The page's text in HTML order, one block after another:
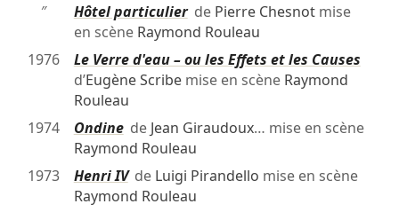
″
Hôtel particulierde Pierre Chesnotmise
en scène Raymond Rouleau
1976
Le Verre d'eau – ou les Effets et les Causes
d’Eugène Scribemise en scène Raymond
Rouleau
1974
Ondinede Jean Giraudoux… mise en scène
Raymond Rouleau
1973
Henri IVde Luigi Pirandello mise en scène
Raymond Rouleau